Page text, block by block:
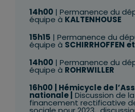
14h00| Permanence du
équipe à KALTENHOUSE
15h15 | Permanence du
équipe à SCHIRRHOFFEN
14h00| Permanence du
équipe à ROHRWILLER
16h00
| Hémicycle de
nationale | Discussion de
financement rectificative